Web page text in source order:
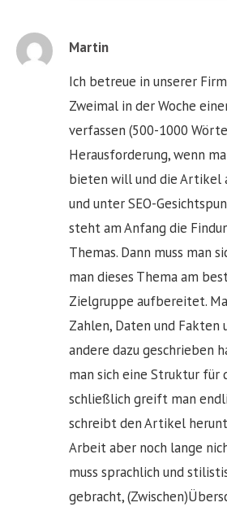
Martin
Ich betreue in unserer
Zweimal in der Woche
verfassen (500-1000
Herausforderung, wenn
bieten will und die Artikel
und unter SEO-
steht am Anfang die
Themas. Dann muss man
man dieses Thema am
Zielgruppe aufbereitet.
Zahlen, Daten und Fakten
andere dazu geschrieben
man sich eine Struktur für
schließlich greift man
schreibt den Artikel
Arbeit aber noch lange
muss sprachlich und
gebracht,